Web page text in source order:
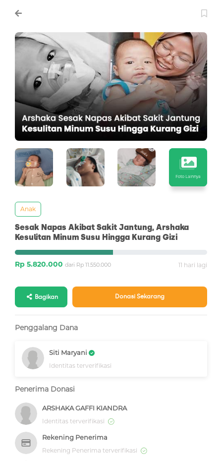
Foto Lainnya
Anak
Sesak Napas Akibat Sakit Jantung, Arshaka
Kesulitan Minum Susu Hingga Kurang Gizi
Rp 5.820.000 dari Rp 11.550.000 11 hari lagi
Bagikan Donasi Sekarang
Penggalang Dana
Siti Maryani
Identitas terverifikasi
Penerima Donasi
ARSHAKA GAFFI KIANDRA
Identitas terverifikasi
Rekening Penerima
Rekening Penerima terverifikasi